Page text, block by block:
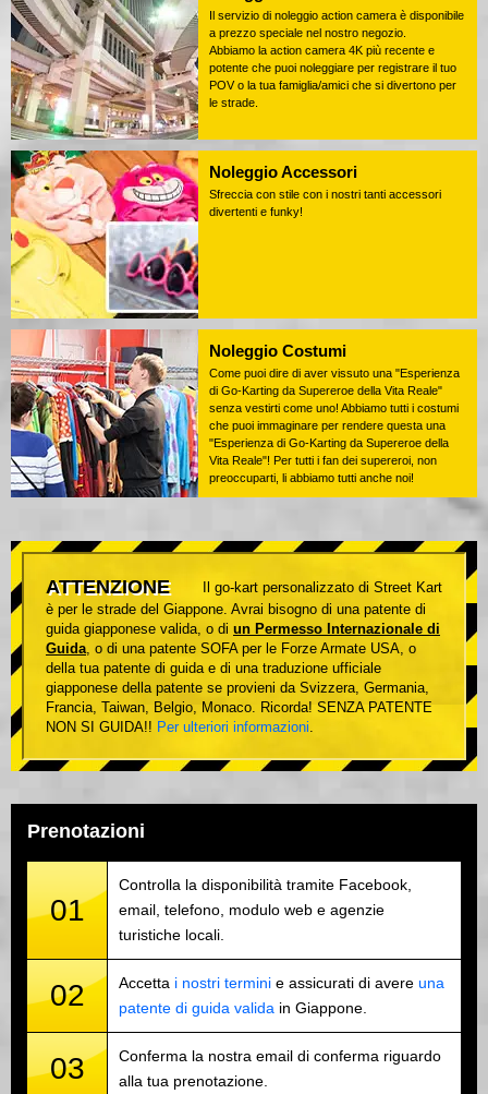
Il servizio di noleggio action camera è disponibile
a prezzo speciale nel nostro negozio.
Abbiamo la action camera 4K più recente e
potente che puoi noleggiare per registrare il tuo
POV o la tua famiglia/amici che si divertono per
le strade.
Noleggio Accessori
Sfreccia con stile con i nostri tanti accessori
divertenti e funky!
Noleggio Costumi
Come puoi dire di aver vissuto una "Esperienza
di Go-Karting da Supereroe della Vita Reale"
senza vestirti come uno! Abbiamo tutti i costumi
che puoi immaginare per rendere questa una
"Esperienza di Go-Karting da Supereroe della
Vita Reale"! Per tutti i fan dei supereroi, non
preoccuparti, li abbiamo tutti anche noi!
ATTENZIONE
Il go-kart personalizzato di Street Kart
è per le strade del Giappone. Avrai bisogno di una patente di
guida giapponese valida, o di un Permesso Internazionale di
Guida, o di una patente SOFA per le Forze Armate USA, o
della tua patente di guida e di una traduzione ufficiale
giapponese della patente se provieni da Svizzera, Germania,
Francia, Taiwan, Belgio, Monaco. Ricorda! SENZA PATENTE
NON SI GUIDA!! Per ulteriori informazioni.
Prenotazioni
01
Controlla la disponibilità tramite Facebook,
email, telefono, modulo web e agenzie
turistiche locali.
02 Accetta i nostri termini e assicurati di avere una
patente di guida valida in Giappone.
03
Conferma la nostra email di conferma riguardo
alla tua prenotazione.